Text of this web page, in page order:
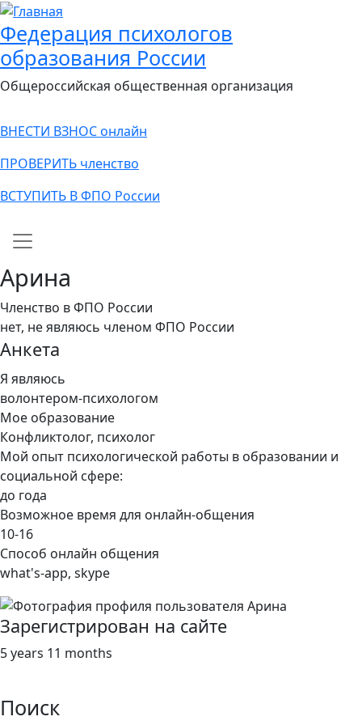
Федерация психологов
образования России
Общероссийская общественная организация
ВНЕСТИ ВЗНОС онлайн
ПРОВЕРИТЬ членство
ВСТУПИТЬ В ФПО России
Main navigation
Арина
Членство в ФПО России
нет, не являюсь членом ФПО России
Анкета
Я являюсь
волонтером-психологом
Мое образование
Конфликтолог, психолог
Мой опыт психологической работы в образовании и
социальной сфере:
до года
Возможное время для онлайн-общения
10-16
Способ онлайн общения
what's-app, skype
Зарегистрирован на сайте
5 years 11 months
Поиск